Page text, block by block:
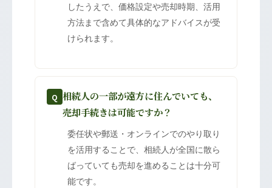
したうえで、価格設定や売却時期、活用
方法まで含めて具体的なアドバイスが受
けられます。
Q 相続人の一部が遠方に住んでいても、
売却手続きは可能ですか？
委任状や郵送・オンラインでのやり取り
を活用することで、相続人が全国に散ら
ばっていても売却を進めることは十分可
能です。